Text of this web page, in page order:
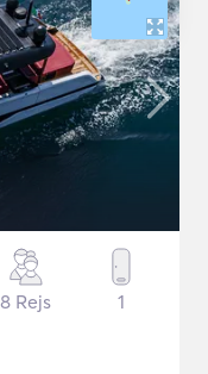
8 Rejs 1